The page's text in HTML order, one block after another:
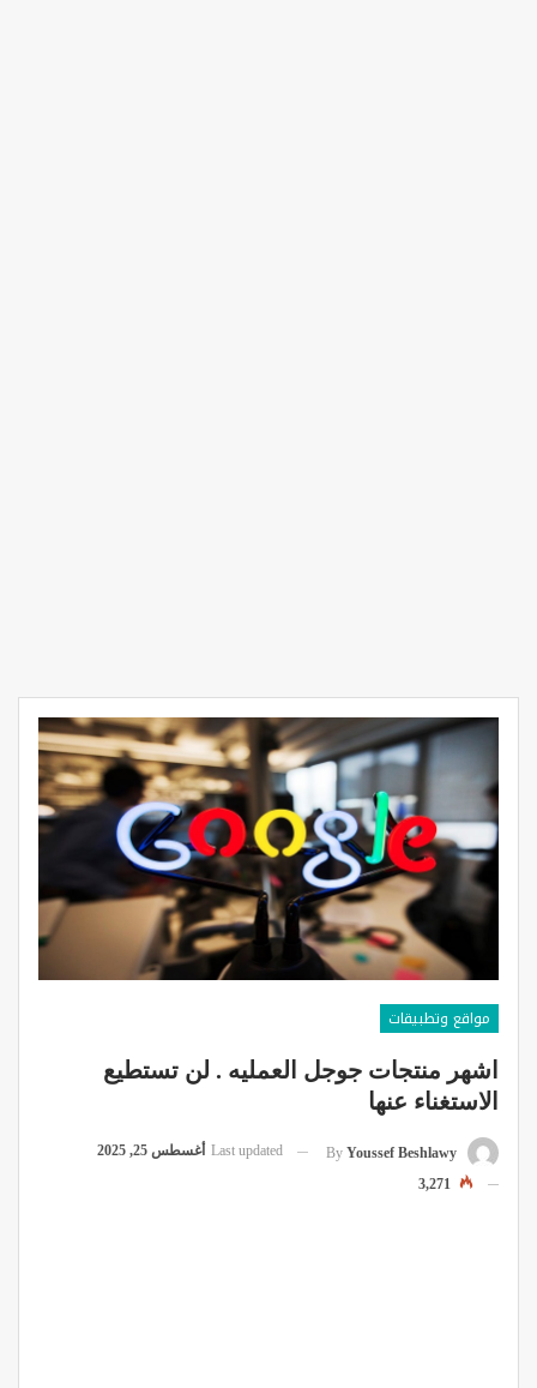
مواقع وتطبيقات
اشهر منتجات جوجل العمليه . لن تستطيع
الاستغناء عنها
By Youssef Beshlawy
Last updated أغسطس 25, 2025
3,271